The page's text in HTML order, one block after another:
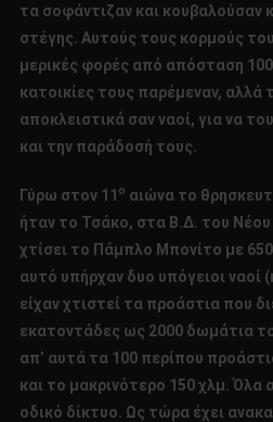
τα σοφάντιζαν και κουβαλούσαν
στέγης. Αυτούς τους κορμούς
μερικές φορές από απόσταση 100
κατοικίες τους παρέμεναν, αλλά
αποκλειστικά σαν ναοί, για να
και την παράδοσή τους.
Γύρω στον 11 ο αιώνα το
ήταν το Τσάκο, στα Β.Δ. του Νέου
χτίσει το Πάμπλο Μπονίτο με
αυτό υπήρχαν δυο υπόγειοι ναοί
είχαν χτιστεί τα προάστια που
εκατοντάδες ως 2000 δωμάτια
απ’ αυτά τα 100 περίπου
και το μακρινότερο 150 χλμ. Όλα
οδικό δίκτυο. Ως τώρα έχει